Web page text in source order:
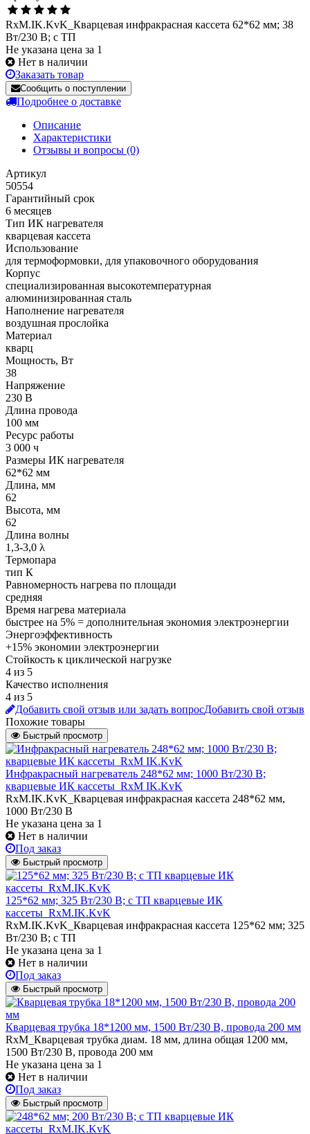
RxM.IK.KvK_Кварцевая инфракрасная кассета 62*62 мм; 38
Вт/230 В; с ТП
Не указана цена за 1
Нет в наличии
Заказать товар
Сообщить о поступлении
Подробнее о доставке
Описание
Характеристики
Отзывы и вопросы (0)
Артикул
50554
Гарантийный срок
6 месяцев
Тип ИК нагревателя
кварцевая кассета
Использование
для термоформовки, для упаковочного оборудования
Корпус
cпециализированная высокотемпературная
алюминизированная сталь
Наполнение нагревателя
воздушная прослойка
Материал
кварц
Мощность, Вт
38
Напряжение
230 В
Длина провода
100 мм
Ресурс работы
3 000 ч
Размеры ИК нагревателя
62*62 мм
Длина, мм
62
Высота, мм
62
Длина волны
1,3-3,0 λ
Термопара
тип К
Равномерность нагрева по площади
средняя
Время нагрева материала
быстрее на 5% = дополнительная экономия электроэнергии
Энергоэффективность
+15% экономии электроэнергии
Стойкость к циклической нагрузке
4 из 5
Качество исполнения
4 из 5
Добавить свой отзыв или задать вопросДобавить свой отзыв
Похожие товары
Быстрый просмотр
Инфракрасный нагреватель 248*62 мм; 1000 Вт/230 В;
кварцевые ИК кассеты_RxM IK.KvK
RxM.IK.KvK_Кварцевая инфракрасная кассета 248*62 мм,
1000 Вт/230 В
Не указана цена за 1
Нет в наличии
Под заказ
Быстрый просмотр
125*62 мм; 325 Вт/230 В; с ТП кварцевые ИК
кассеты_RxM.IK.KvK
RxM.IK.KvK_Кварцевая инфракрасная кассета 125*62 мм; 325
Вт/230 В; с ТП
Не указана цена за 1
Нет в наличии
Под заказ
Быстрый просмотр
Кварцевая трубка 18*1200 мм, 1500 Вт/230 В, провода 200 мм
RxM_Кварцевая трубка диам. 18 мм, длина общая 1200 мм,
1500 Вт/230 В, провода 200 мм
Не указана цена за 1
Нет в наличии
Под заказ
Быстрый просмотр